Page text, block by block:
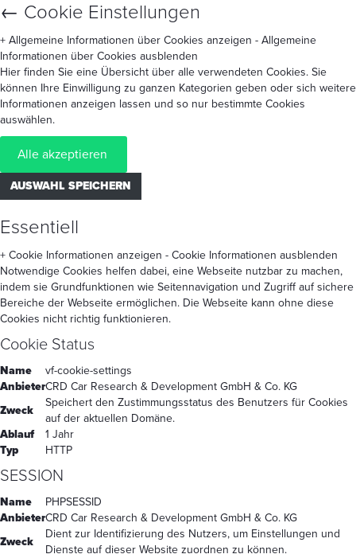
← Cookie Einstellungen
+ Allgemeine Informationen über Cookies anzeigen - Allgemeine
Informationen über Cookies ausblenden
Hier finden Sie eine Übersicht über alle verwendeten Cookies. Sie
können Ihre Einwilligung zu ganzen Kategorien geben oder sich weitere
Informationen anzeigen lassen und so nur bestimmte Cookies
auswählen.
Alle akzeptieren
AUSWAHL SPEICHERN
Essentiell
+ Cookie Informationen anzeigen - Cookie Informationen ausblenden
Notwendige Cookies helfen dabei, eine Webseite nutzbar zu machen,
indem sie Grundfunktionen wie Seitennavigation und Zugriff auf sichere
Bereiche der Webseite ermöglichen. Die Webseite kann ohne diese
Cookies nicht richtig funktionieren.
Cookie Status
Name
vf-cookie-settings
AnbieterCRD Car Research & Development GmbH & Co. KG
Zweck
Speichert den Zustimmungsstatus des Benutzers für Cookies
auf der aktuellen Domäne.
Ablauf
1 Jahr
Typ
HTTP
SESSION
Name
PHPSESSID
AnbieterCRD Car Research & Development GmbH & Co. KG
Zweck
Dient zur Identifizierung des Nutzers, um Einstellungen und
Dienste auf dieser Website zuordnen zu können.